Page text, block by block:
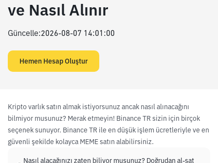
ve Nasıl Alınır
Güncelle:2026-08-07 14:01:00
Hemen Hesap Oluştur
Kripto varlık satın almak istiyorsunuz ancak nasıl alınacağını
bilmiyor musunuz? Merak etmeyin! Binance TR sizin için birçok
seçenek sunuyor. Binance TR ile en düşük işlem ücretleriyle ve en
güvenli şekilde kolayca MEME satın alabilirsiniz.
Nasıl alacağınızı zaten biliyor musunuz? Doğrudan al-sat